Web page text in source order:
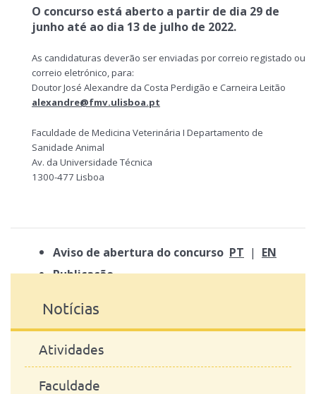
O concurso está aberto a partir de dia 29 de
junho até ao dia 13 de julho de 2022.
As candidaturas deverão ser enviadas por correio registado ou
correio eletrónico, para:
Doutor José Alexandre da Costa Perdigão e Carneira Leitão
alexandre@fmv.ulisboa.pt
Faculdade de Medicina Veterinária I Departamento de
Sanidade Animal
Av. da Universidade Técnica
1300-477 Lisboa
Aviso de abertura do concurso PT | EN
Publicação
Notícias
Atividades
Faculdade